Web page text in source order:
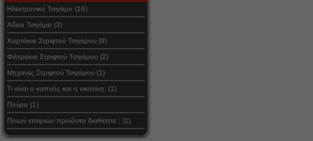
Ηλεκτρονικό Τσιγάρο (16)
Αδεια Τσιγάρα (3)
Χαρτάκια Στριφτού Τσιγάρου (9)
Φιλτράκια Στριφτού Τσιγάρου (2)
Μηχανές Στριφτού Τσιγάρου (1)
Τι είναι ο καπνός και η νικοτίνη; (1)
Πούρα (1)
Ποιων εταιριών προϊόντα διαθέτετε ; (1)